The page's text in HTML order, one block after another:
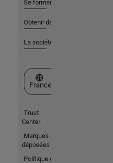
Se former
Obtenir de l'aide
La société
Sélectionner un site web
France
Trust
Center
Marques
déposées
Politique de